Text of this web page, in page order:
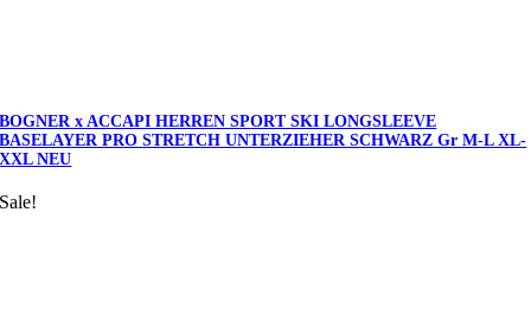
BOGNER x ACCAPI HERREN SPORT SKI LONGSLEEVE
BASELAYER PRO STRETCH UNTERZIEHER SCHWARZ Gr M-L XL-
XXL NEU
Sale!